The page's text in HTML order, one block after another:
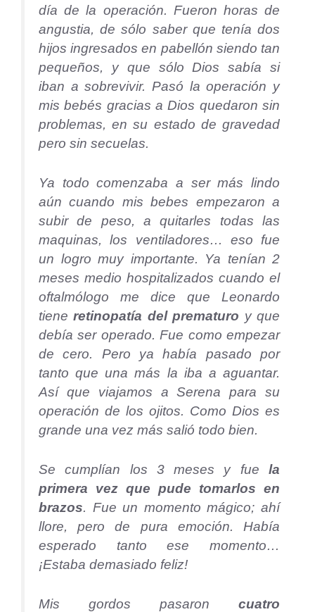
día de la operación. Fueron horas de
angustia, de sólo saber que tenía dos
hijos ingresados en pabellón siendo tan
pequeños, y que sólo Dios sabía si
iban a sobrevivir. Pasó la operación y
mis bebés gracias a Dios quedaron sin
problemas, en su estado de gravedad
pero sin secuelas.
Ya todo comenzaba a ser más lindo
aún cuando mis bebes empezaron a
subir de peso, a quitarles todas las
maquinas, los ventiladores… eso fue
un logro muy importante. Ya tenían 2
meses medio hospitalizados cuando el
oftalmólogo me dice que Leonardo
tieneretinopatía del prematuro y que
debía ser operado. Fue como empezar
de cero. Pero ya había pasado por
tanto que una más la iba a aguantar.
Así que viajamos a Serena para su
operación de los ojitos. Como Dios es
grande una vez más salió todo bien.
Se cumplían los 3 meses y fue la
primera vez que pude tomarlos en
brazos. Fue un momento mágico; ahí
llore, pero de pura emoción. Había
esperado tanto ese momento…
¡Estaba demasiado feliz!
Mis gordos pasaron cuatro